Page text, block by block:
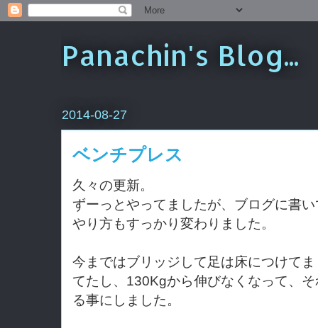
Panachin's Blog...
2014-08-27
ベンチプレス
久々の更新。
ずーっとやってましたが、ブログに書
やり方もすっかり変わりました。
今まではブリッジして足は床につけて
てたし、130Kgから伸びなくなって、
る事にしました。